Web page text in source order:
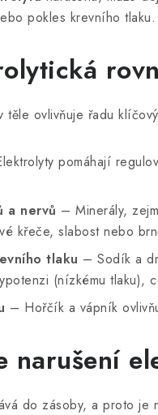
pokles krevního tlaku.
těle ovlivňuje řadu
pomáhají
a nervů – Minerály,
křeče, slabost nebo
tlaku – Sodík a
(nízkému tlaku),
– Hořčík a vápník
narušení
do zásoby, a proto